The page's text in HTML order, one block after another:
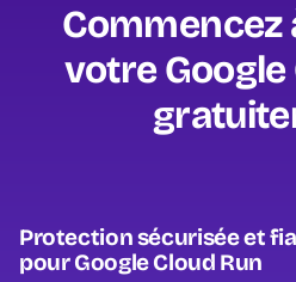
Commencez
votre Google
Protection sécurisée et
pour Google Cloud Run